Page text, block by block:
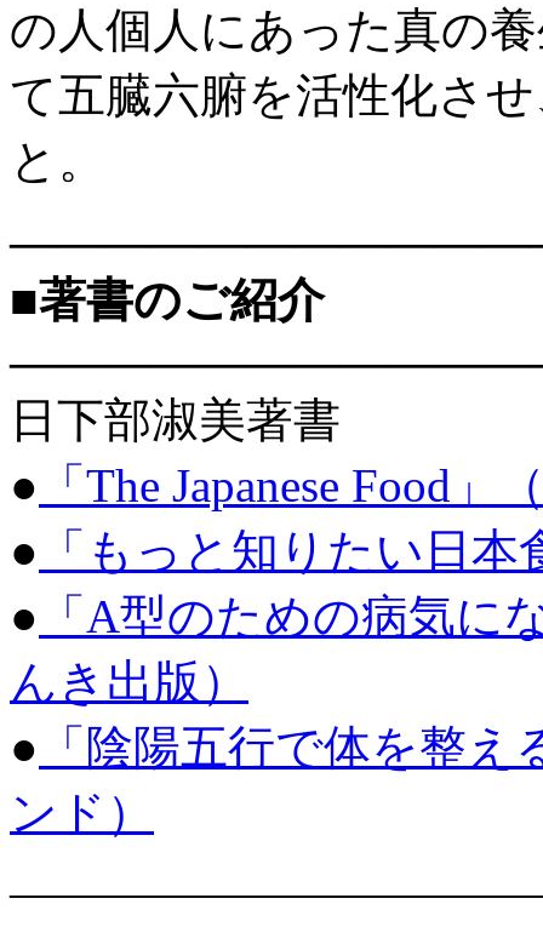
の人個人にあった真の
て五臓六腑を活性化さ
と。
■著書のご紹介
日下部淑美著書
● 「The Japanese Food
● 「もっと知りたい日
● 「A型のための病気に
んき出版）
● 「陰陽五行で体を整
ンド）